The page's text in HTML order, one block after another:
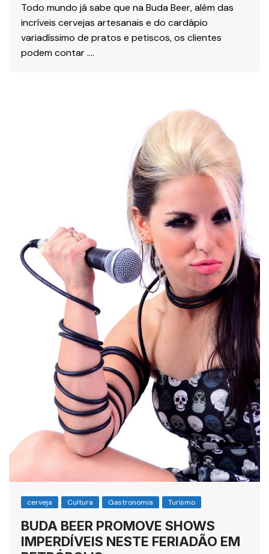
Todo mundo já sabe que na Buda Beer, além das
incríveis cervejas artesanais e do cardápio
variadíssimo de pratos e petiscos, os clientes
podem contar ….
cerveja Cultura Gastronomia Turismo
BUDA BEER PROMOVE SHOWS
IMPERDÍVEIS NESTE FERIADÃO EM